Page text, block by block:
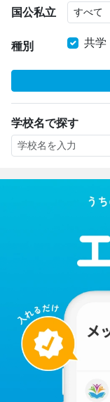
国公私立
種別 共学
学校名で探す